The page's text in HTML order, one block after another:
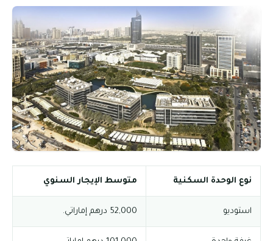
نوع الوحدة السكنية متوسط الإيجار السنوي
استوديو 52,000 درهم إماراتي.